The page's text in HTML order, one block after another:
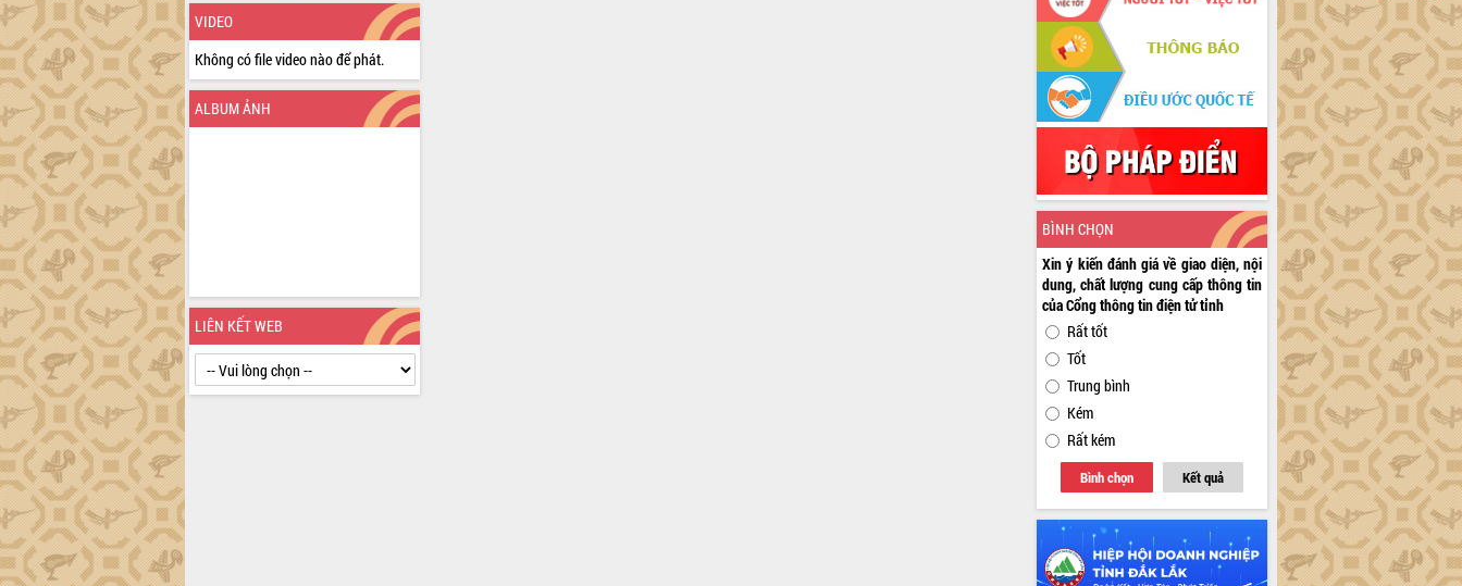
VIDEO
Không có file video nào để phát.
ALBUM ẢNH
LIÊN KẾT WEB
BÌNH CHỌN
Xin ý kiến đánh giá về giao diện, nội
dung, chất lượng cung cấp thông tin
của Cổng thông tin điện tử tỉnh
Rất tốt
Tốt
Trung bình
Kém
Rất kém
Bình chọn Kết quả